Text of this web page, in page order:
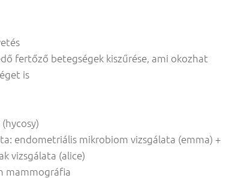
fertőző betegségek kiszűrése, ami okozhat
is
endometriális mikrobiom vizsgálata (emma) +
vizsgálata (alice)
mammográfia